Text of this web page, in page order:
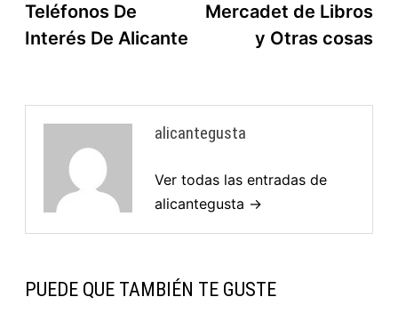
Teléfonos De
Interés De Alicante
Mercadet de Libros
y Otras cosas
alicantegusta
Ver todas las entradas de
alicantegusta →
PUEDE QUE TAMBIÉN TE GUSTE